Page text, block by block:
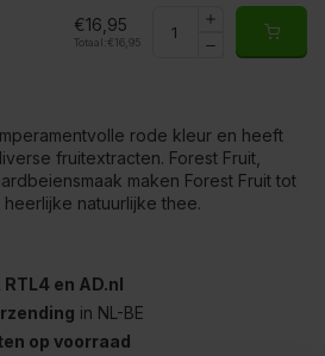
€16,95
Totaal: €16,95
rode kleur en heeft
fruitextracten. Forest Fruit,
maken Forest Fruit tot
natuurlijke thee.
RTL4 en AD.nl
in NL-BE
op voorraad